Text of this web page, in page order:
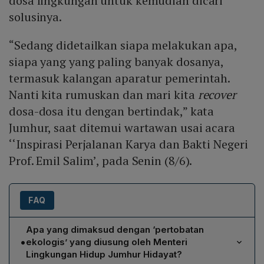
solusinya.
“Sedang didetailkan siapa melakukan apa,
siapa yang yang paling banyak dosanya,
termasuk kalangan aparatur pemerintah.
Nanti kita rumuskan dan mari kita recover
dosa-dosa itu dengan bertindak,” kata
Jumhur, saat ditemui wartawan usai acara
‘‘Inspirasi Perjalanan Karya dan Bakti Negeri
Prof. Emil Salim’, pada Senin (8/6).
FAQ
•
Apa yang dimaksud dengan ‘pertobatan
ekologis’ yang diusung oleh Menteri
Lingkungan Hidup Jumhur Hidayat?